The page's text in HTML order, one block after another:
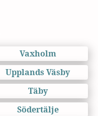
Vaxholm
Upplands Väsby
Täby
Södertälje